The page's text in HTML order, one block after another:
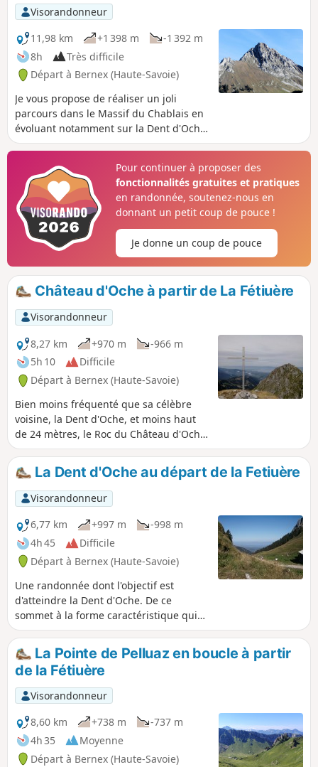
Visorandonneur
11,98 km
+1 398 m
-1 392 m
8h
Très difficile
Départ à Bernex (Haute-Savoie)
Je vous propose de réaliser un joli
parcours dans le Massif du Chablais en
évoluant notamment sur la Dent d'Oche.
Quasiment tout le long, de jolis points
Léman, Chablais, Massif du Mont Blanc,
et plus).Attention : des difficultés sont à
rencontrer aux alentours de la Dent
d'Oche sur une succession de
cheminements équipés de chaînes et le
tout avec quelques passages exposés (à
Pour continuer à proposer des
fonctionnalités gratuites et pratiques
en randonnée, soutenez-nous en
donnant un petit coup de pouce !
Je donne un coup de pouce
Château d'Oche à partir de La Fétiuère
Visorandonneur
8,27 km
+970 m
-966 m
5h 10
Difficile
Départ à Bernex (Haute-Savoie)
Bien moins fréquenté que sa célèbre
voisine, la Dent d'Oche, et moins haut
de 24 mètres, le Roc du Château d'Oche
n'en offre pas moins un panorama
majestueux, à la fois sur le Léman et les
Alpes du Nord. Jusqu'aux Chalets
d'Oche, l'itinéraire est le même que
celui de la Dent d'Oche et, à partir de
ces chalets, la montée s'effectue dans
un cadre plus sauvage.
La Dent d'Oche au départ de la Fetiuère
Visorandonneur
6,77 km
+997 m
-998 m
4h 45
Difficile
Départ à Bernex (Haute-Savoie)
Une randonnée dont l'objectif est
d'atteindre la Dent d'Oche. De ce
sommet à la forme caractéristique qui
surplombe le Lac Léman, on a un
panorama de 360° magnifique sur le
bassin lémanique, le Jura, et les Alpes,
notamment les Dents du Midi et le
massif du Mont Blanc. C'est un itinéraire
difficile et aérien, mais la récompense
est belle quand on arrive en haut!
La Pointe de Pelluaz en boucle à partir
de la Fétiuère
Visorandonneur
8,60 km
+738 m
-737 m
4h 35
Moyenne
Départ à Bernex (Haute-Savoie)